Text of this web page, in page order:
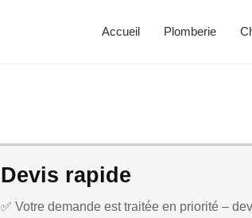
Accueil Plomberie
Devis rapide
✅ Votre demande est traitée en priorité –